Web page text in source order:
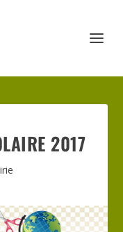
2017